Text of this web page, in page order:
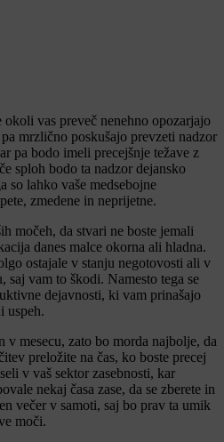
vas preveč nenehno opozarjajo
mrzlično poskušajo prevzeti nadzor
pa bodo imeli precejšnje težave z
sploh bodo ta nadzor dejansko
so lahko vaše medsebojne
zmedene in neprijetne.
močeh, da stvari ne boste jemali
danes malce okorna ali hladna.
ostajale v stanju negotovosti ali v
saj vam to škodi. Namesto tega se
dejavnosti, ki vam prinašajo
uspeh.
v mesecu, zato bo morda najbolje, da
preložite na čas, ko boste precej
v vaš sektor zasebnosti, kar
nekaj časa zase, da se zberete in
večer v samoti, saj bo prav ta umik
moči.